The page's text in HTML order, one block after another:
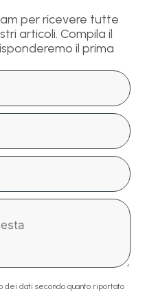
per ricevere tutte
articoli. Compila il
il prima
dei dati secondo quanto riportato